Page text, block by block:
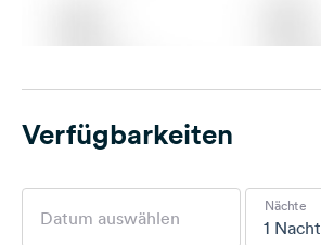
Verfügbarkeiten
1 Nacht
Nächte